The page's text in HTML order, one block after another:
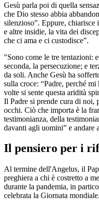
Gesù parla poi di quella
che Dio stesso abbia
silenzioso”. Eppure, chiarisce
e altre insidie, la vita dei
che ci ama e ci custodisce”.
"Sono come le tre tentazioni:
seconda, la persecuzione; e
da soli. Anche Gesù ha
sulla croce: “Padre, perché mi
volte si sente questa aridità
Il Padre si prende cura di noi,
occhi. Ciò che importa è la
testimonianza, della
davanti agli uomini” e andare
Il pensiero per i
Al termine dell'Angelus, il
preghiera a chi è costretto a
durante la pandemia, in
celebrata la Giornata mondiale.